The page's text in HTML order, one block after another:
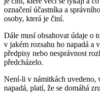
označení účastníka a
osoby, která je činí.
Dále musí obsahovat údaje o
v jakém rozsahu ho napadá a
předpisy nebo nesprávnost
předcházelo.
Není-li v námitkách uvedeno,
napadá, platí, že se domáhá